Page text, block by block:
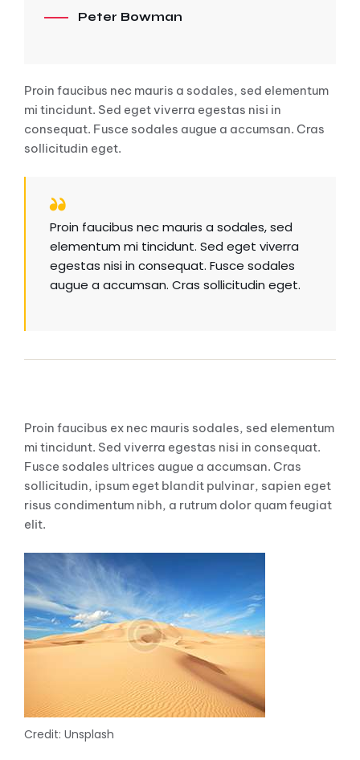
Peter Bowman
Proin faucibus nec mauris a sodales, sed elementum
mi tincidunt. Sed eget viverra egestas nisi in
consequat. Fusce sodales augue a accumsan. Cras
sollicitudin eget.
Proin faucibus nec mauris a sodales, sed
elementum mi tincidunt. Sed eget viverra
egestas nisi in consequat. Fusce sodales
augue a accumsan. Cras sollicitudin eget.
Proin faucibus ex nec mauris sodales, sed elementum
mi tincidunt. Sed viverra egestas nisi in consequat.
Fusce sodales ultrices augue a accumsan. Cras
sollicitudin, ipsum eget blandit pulvinar, sapien eget
risus condimentum nibh, a rutrum dolor quam feugiat
elit.
Credit: Unsplash